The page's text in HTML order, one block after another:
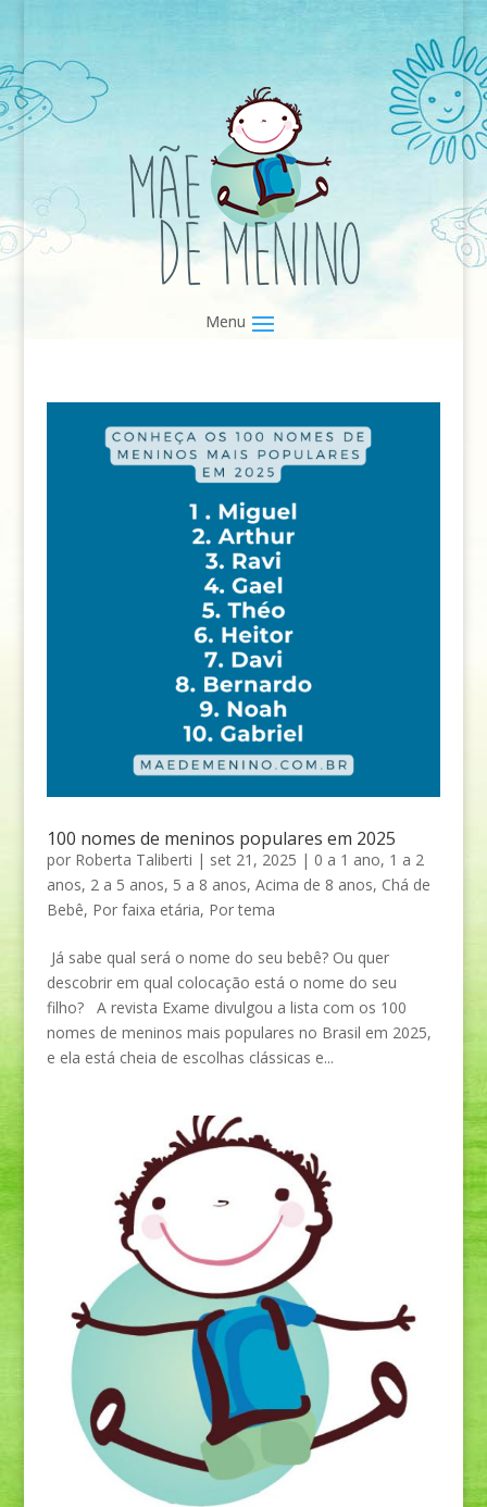
100 nomes de meninos populares em 2025
por Roberta Taliberti | set 21, 2025 | 0 a 1 ano, 1 a 2
anos, 2 a 5 anos, 5 a 8 anos, Acima de 8 anos, Chá de
Bebê, Por faixa etária, Por tema
Já sabe qual será o nome do seu bebê? Ou quer
descobrir em qual colocação está o nome do seu
filho? A revista Exame divulgou a lista com os 100
nomes de meninos mais populares no Brasil em 2025,
e ela está cheia de escolhas clássicas e...